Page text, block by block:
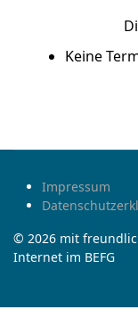
Keine
Impressum
© 2026 mit
Internet im BEFG